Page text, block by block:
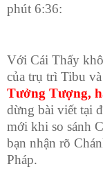
phút 6:36:
Với Cái Thấy
của trụ trì Tibu
Tưởng Tượng,
dừng bài viết tại
mới khi so sánh
bạn nhận rõ
Pháp.